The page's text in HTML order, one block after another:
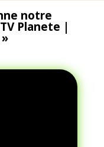
notre
Planete |